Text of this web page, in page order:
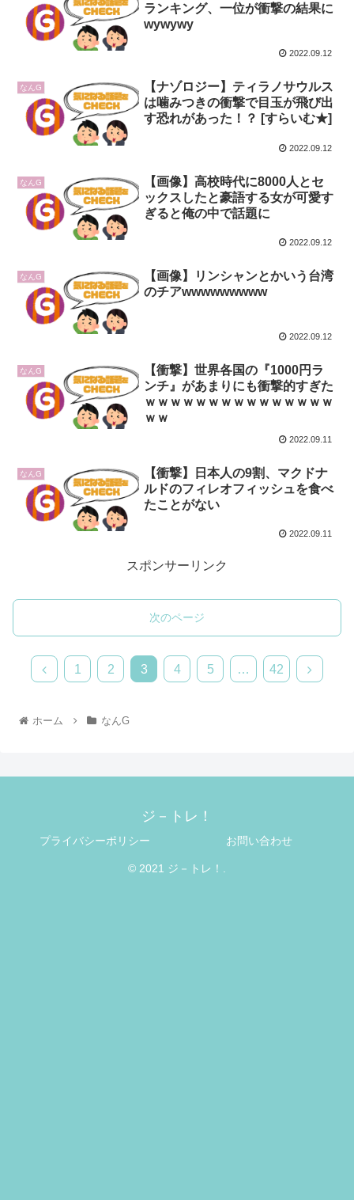
ランキング、一位が衝撃の結果に
wywywy
2022.09.12
なんG
【ナゾロジー】ティラノサウルス
は噛みつきの衝撃で目玉が飛び出
す恐れがあった！？ [すらいむ★]
2022.09.12
なんG
【画像】高校時代に8000人とセ
ックスしたと豪語する女が可愛す
ぎると俺の中で話題に
2022.09.12
なんG
【画像】リンシャンとかいう台湾
のチアwwwwwwwww
2022.09.12
なんG
【衝撃】世界各国の『1000円ラ
ンチ』があまりにも衝撃的すぎた
ｗｗｗｗｗｗｗｗｗｗｗｗｗｗｗ
ｗｗ
2022.09.11
なんG
【衝撃】日本人の9割、マクドナ
ルドのフィレオフィッシュを食べ
たことがない
2022.09.11
スポンサーリンク
次のページ
1 2 3 4 5 … 42
ホーム なんG
ジ－トレ！
プライバシーポリシー お問い合わせ
© 2021 ジ－トレ！.